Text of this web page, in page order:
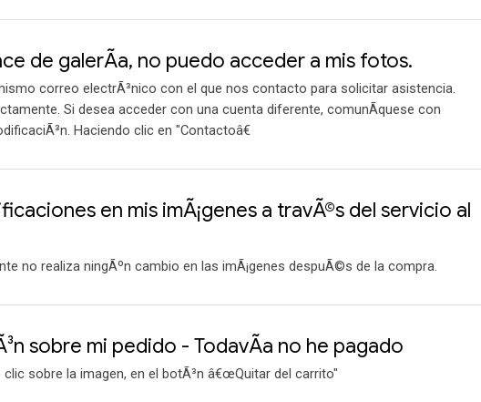
de galerÃ­a, no puedo acceder a mis fotos.
correo electrÃ³nico con el que nos contacto para solicitar asistencia.
Si desea acceder con una cuenta diferente, comunÃ­quese con
Haciendo clic en "Contactoâ€
en mis imÃ¡genes a travÃ©s del servicio al
no realiza ningÃºn cambio en las imÃ¡genes despuÃ©s de la compra.
sobre mi pedido - TodavÃ­a no he pagado
sobre la imagen, en el botÃ³n â€œQuitar del carrito"